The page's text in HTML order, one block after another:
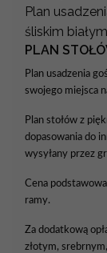
Plan
śliskim
PLAN
Plan usadzenia
swojego miejsca
Plan stołów z
dopasowania do
wysyłany przez
Cena
ramy.
Za dodatkową
złotym,